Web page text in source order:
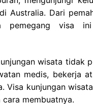
Australia. Dari
pemegang visa
wisata tidak
medis, bekerja
Visa kunjungan
membuatnya.